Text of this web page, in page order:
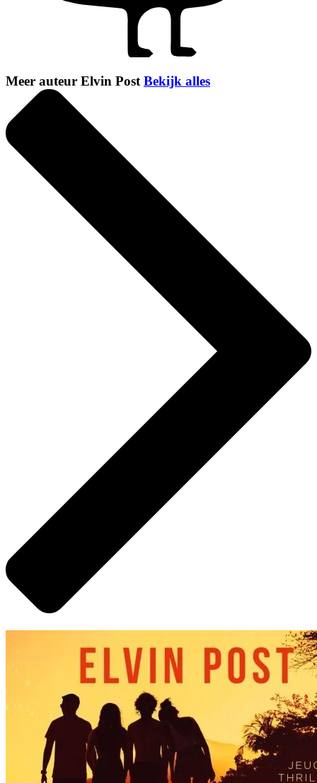
Meer auteur Elvin Post Bekijk alles